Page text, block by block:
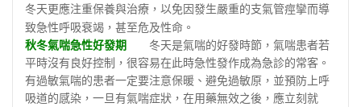
冬天更應注重保養與治療，以免因發生嚴重的支氣管痙攣而導
致急性呼吸衰竭，甚至危及性命。
秋冬氣喘急性好發期 冬天是氣喘的好發時節，氣喘患者若
平時沒有良好控制，很容易在此時急性發作成為急診的常客。
有過敏氣喘的患者一定要注意保暖、避免過敏原，並預防上呼
吸道的感染，一旦有氣喘症狀，在用藥無效之後，應立刻就